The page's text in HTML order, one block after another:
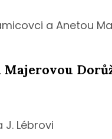
a Anetou
J. Lébrovi